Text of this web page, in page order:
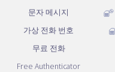
문자 메시지
가상 전화 번호
무료 전화
Free Authenticator